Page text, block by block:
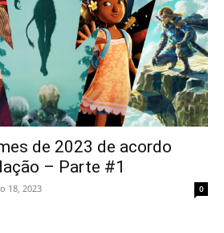
de 2023 de acordo
– Parte #1
18, 2023 0